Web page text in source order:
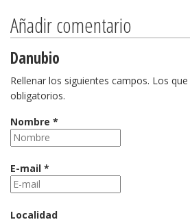
Añadir comentario
Danubio
Rellenar los siguientes campos. Los
obligatorios.
Nombre *
E-mail *
Localidad